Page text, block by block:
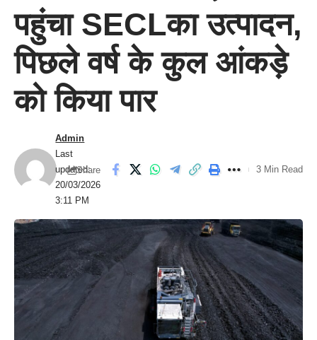
पहुंचा SECLका उत्पादन,
पिछले वर्ष के कुल आंकड़े
को किया पार
Last
updated:
20/03/2026
3:11 PM
Admin
Share 3 Min Read